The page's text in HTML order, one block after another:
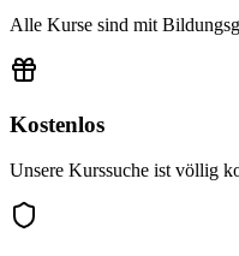
Alle Kurse sind mit
Kostenlos
Unsere Kurssuche ist völlig